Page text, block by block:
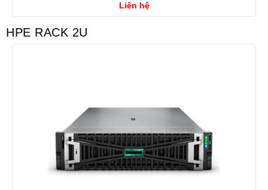
Liên hệ
HPE RACK 2U